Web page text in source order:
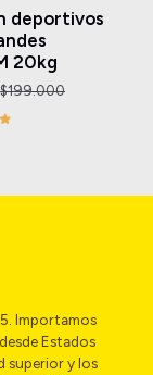
deportivos
20kg
$199.000
Importamos
Estados
superior y los